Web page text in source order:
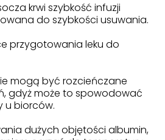
krwi szybkość infuzji
do szybkości usuwania.
przygotowania leku do
mogą być rozcieńczane
gdyż może to spowodować
u biorców.
dużych objętości albumin,